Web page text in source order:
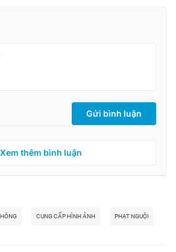
Gửi bình luận
Xem thêm bình luận
CUNG CẤP HÌNH ẢNH PHẠT NGUỘI